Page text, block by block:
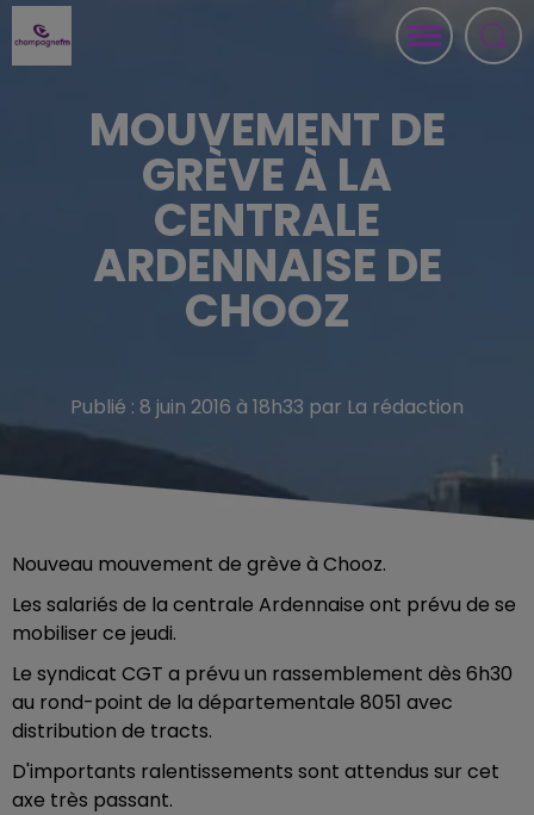
MOUVEMENT DE
GRÈVE À LA
CENTRALE
ARDENNAISE DE
CHOOZ
Publié : 8 juin 2016 à 18h33 par La rédaction
Nouveau mouvement de grève à Chooz.
Les salariés de la centrale Ardennaise ont prévu de se
mobiliser ce jeudi.
Le syndicat CGT a prévu un rassemblement dès 6h30
au rond-point de la départementale 8051 avec
distribution de tracts.
D'importants ralentissements sont attendus sur cet
axe très passant.